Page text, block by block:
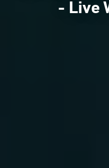
- Live